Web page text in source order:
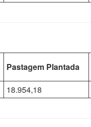
Pastagem Plantada
18.954,18